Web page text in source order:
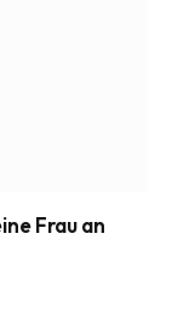
Frau an